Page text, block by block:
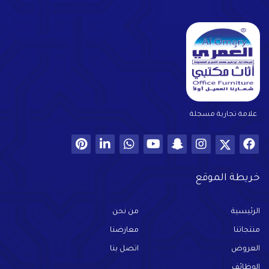
علامة تجارية مسجلة
خريطة الموقع
الرئيسية من نحن
منتجاتنا معارضنا
العروض اتصل بنا